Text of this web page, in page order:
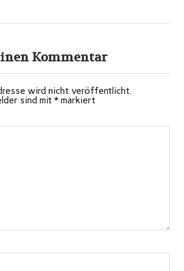
Kommentar
wird nicht veröffentlicht.
sind mit * markiert